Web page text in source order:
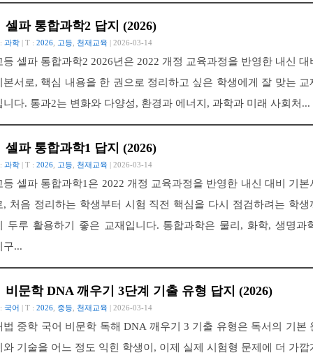
셀파 통합과학2 답지 (2026)
과학 | T : 2026 고등 천재교육 | 2026-03-14
등 셀파 통합과학2 2026년은 2022 개정 교육과정을 반영한 내신 대
본서로, 핵심 내용을 한 권으로 정리하고 싶은 학생에게 잘 맞는 교
니다. 통과2는 변화와 다양성, 환경과 에너지, 과학과 미래 사회처...
셀파 통합과학1 답지 (2026)
과학 | T : 2026 고등 천재교육 | 2026-03-14
등 셀파 통합과학1은 2022 개정 교육과정을 반영한 내신 대비 기본
, 처음 정리하는 학생부터 시험 직전 핵심을 다시 점검하려는 학생
두루 활용하기 좋은 교재입니다. 통합과학은 물리, 화학, 생명과
구...
비문학 DNA 깨우기 3단계 기출 유형 답지 (2026)
국어 | T : 2026 중등 천재교육 | 2026-03-14
법 중학 국어 비문학 독해 DNA 깨우기 3 기출 유형은 독서의 기본
와 기술을 어느 정도 익힌 학생이, 이제 실제 시험형 문제에 더 가깝